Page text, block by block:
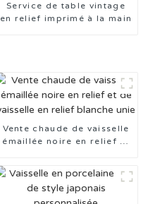
Service de table vintage
en relief imprimé à la main
Vente chaude de vaisselle
émaillée noire en relief et